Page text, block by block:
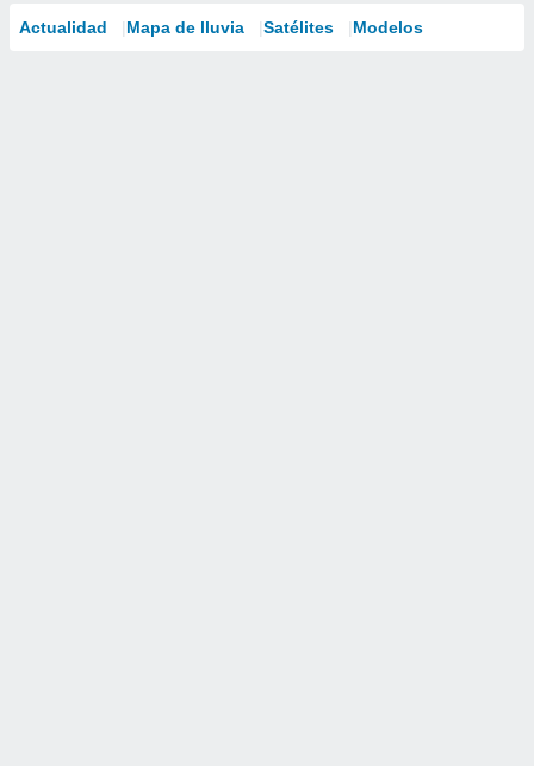
Actualidad Mapa de lluvia Satélites Modelos